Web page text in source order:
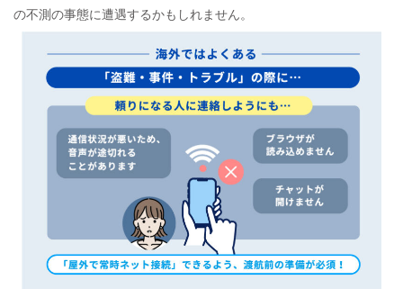
の不測の事態に遭遇するかもしれません。